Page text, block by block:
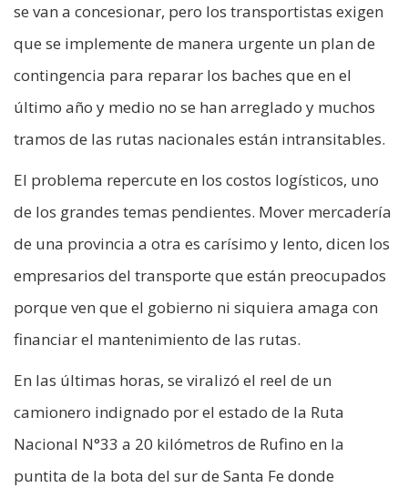
se van a concesionar, pero los transportistas exigen
que se implemente de manera urgente un plan de
contingencia para reparar los baches que en el
último año y medio no se han arreglado y muchos
tramos de las rutas nacionales están intransitables.
El problema repercute en los costos logísticos, uno
de los grandes temas pendientes. Mover mercadería
de una provincia a otra es carísimo y lento, dicen los
empresarios del transporte que están preocupados
porque ven que el gobierno ni siquiera amaga con
financiar el mantenimiento de las rutas.
En las últimas horas, se viralizó el reel de un
camionero indignado por el estado de la Ruta
Nacional N°33 a 20 kilómetros de Rufino en la
puntita de la bota del sur de Santa Fe donde